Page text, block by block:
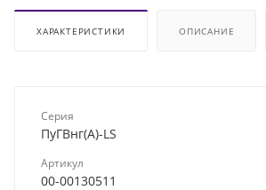
ХАРАКТЕРИСТИКИ ОПИСАНИЕ
Серия
ПуГВнг(А)-LS
Артикул
00-00130511